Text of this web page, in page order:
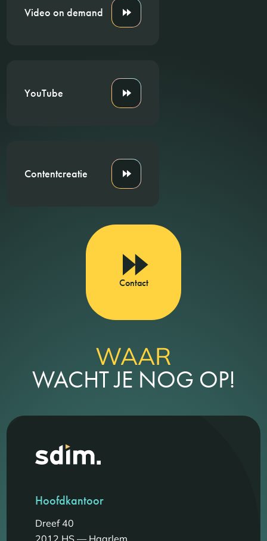
Video on demand
YouTube
Contentcreatie
Contact
WAAR
WACHT JE NOG OP!
Hoofdkantoor
Dreef 40
2012 HS — Haarlem